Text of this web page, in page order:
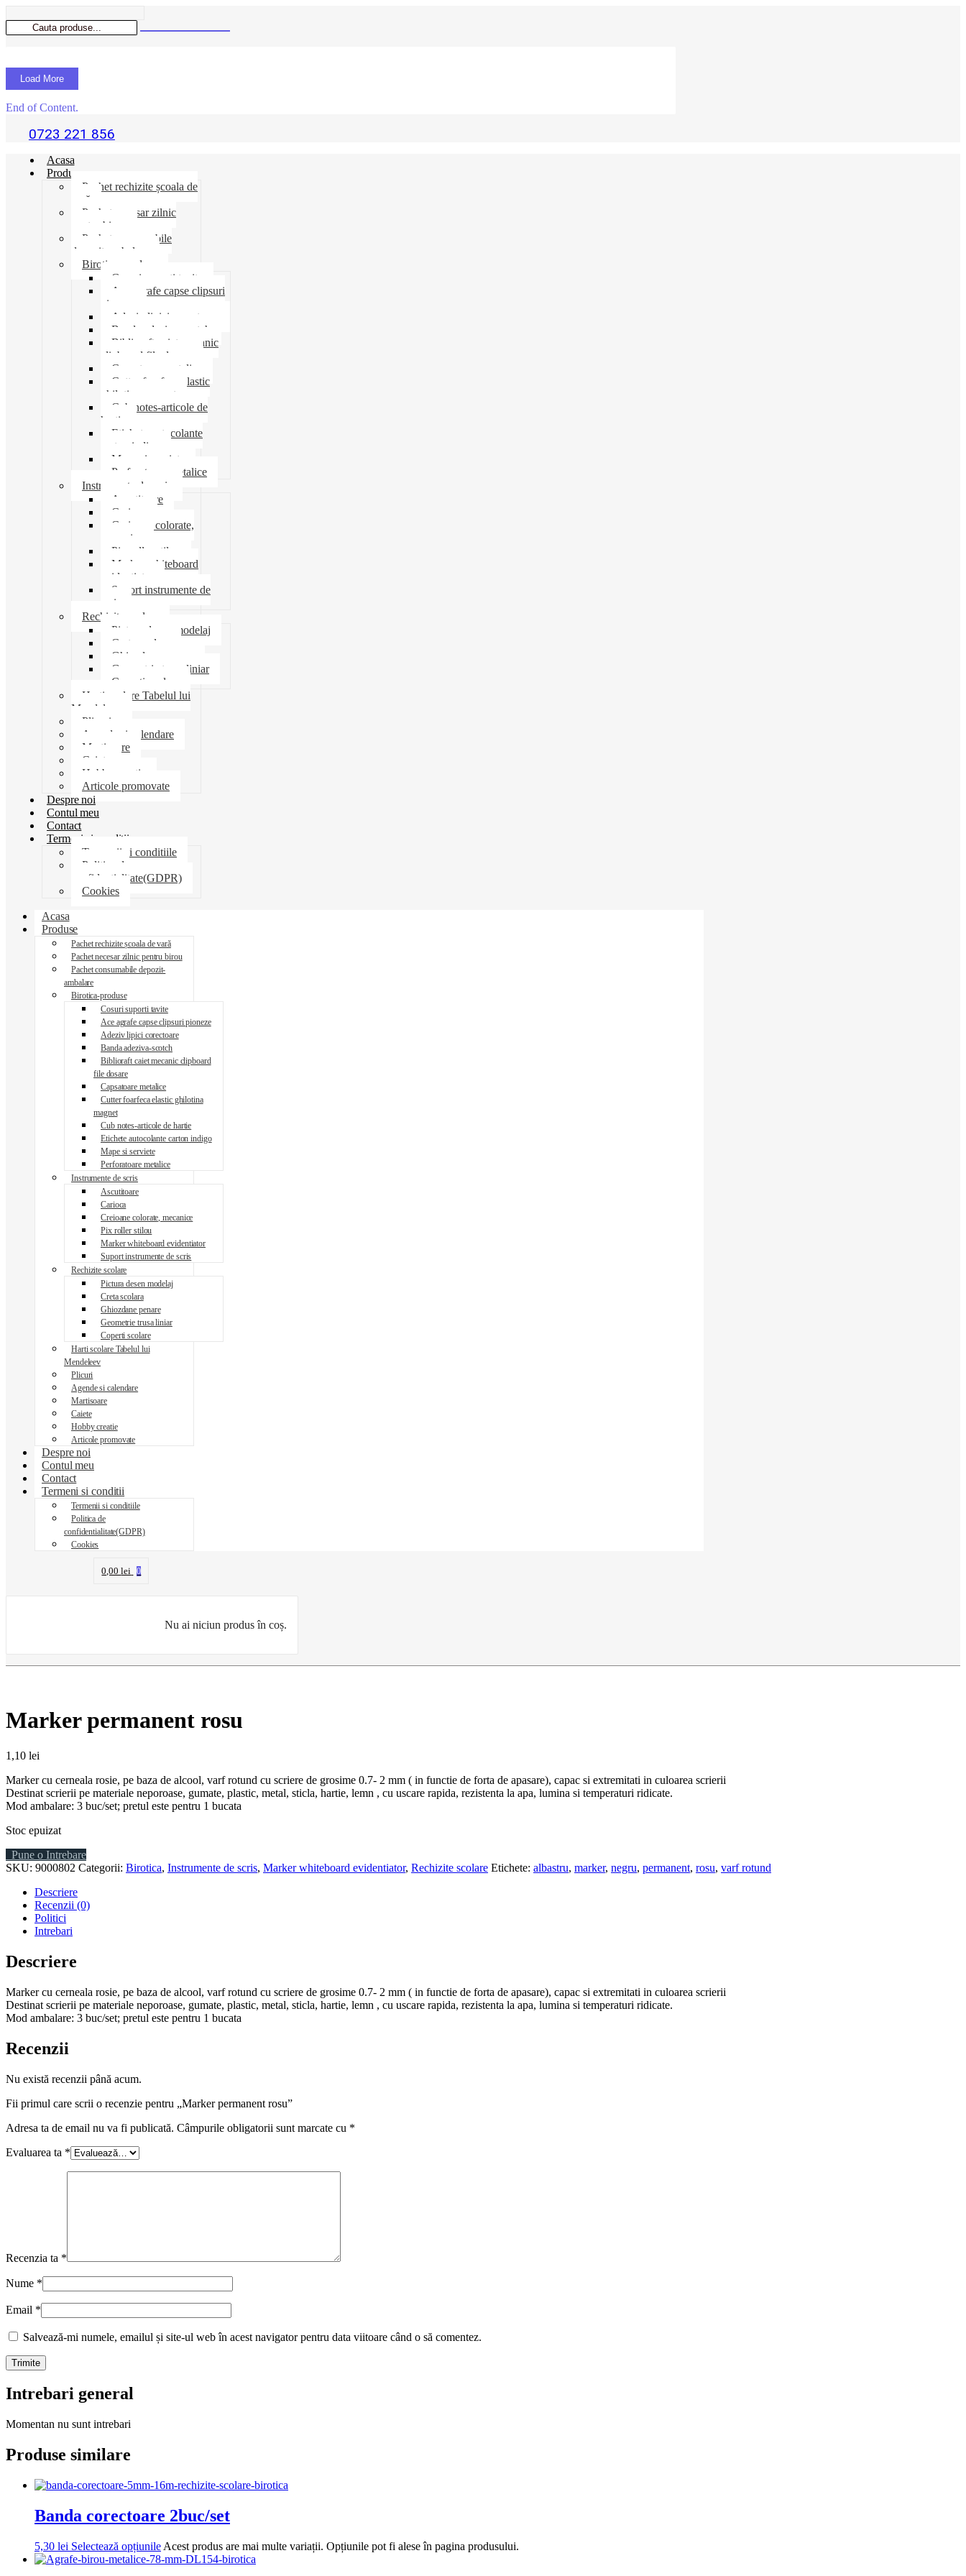
Load More
End of Content.
0723 221 856
Acasa
Produse
Pachet rechizite școala de
vară
Pachet necesar zilnic
pentru birou
Pachet consumabile
depozit-ambalare
Birotica-produse
Cosuri suporti tavite
Ace agrafe capse clipsuri
pioneze
Adeziv lipici corectoare
Banda adeziva-scotch
Biblioraft caiet mecanic
clipboard file dosare
Capsatoare metalice
Cutter foarfeca elastic
ghilotina magnet
Cub notes-articole de
hartie
Etichete autocolante
carton indigo
Mape si serviete
Perforatoare metalice
Instrumente de scris
Ascutitoare
Carioca
Creioane colorate,
mecanice
Pix roller stilou
Marker whiteboard
evidentiator
Suport instrumente de
scris
Rechizite scolare
Pictura desen modelaj
Creta scolara
Ghiozdane penare
Geometrie trusa liniar
Coperti scolare
Harti scolare Tabelul lui
Mendeleev
Plicuri
Agende si calendare
Martisoare
Caiete
Hobby creatie
Articole promovate
Despre noi
Contul meu
Contact
Termeni si conditii
Termenii si conditiile
Politica de
confidentialitate(GDPR)
Cookies
Acasa
Produse
Pachet rechizite școala de vară
Pachet necesar zilnic pentru birou
Pachet consumabile depozit-
ambalare
Birotica-produse
Cosuri suporti tavite
Ace agrafe capse clipsuri pioneze
Adeziv lipici corectoare
Banda adeziva-scotch
Biblioraft caiet mecanic clipboard
file dosare
Capsatoare metalice
Cutter foarfeca elastic ghilotina
magnet
Cub notes-articole de hartie
Etichete autocolante carton indigo
Mape si serviete
Perforatoare metalice
Instrumente de scris
Ascutitoare
Carioca
Creioane colorate, mecanice
Pix roller stilou
Marker whiteboard evidentiator
Suport instrumente de scris
Rechizite scolare
Pictura desen modelaj
Creta scolara
Ghiozdane penare
Geometrie trusa liniar
Coperti scolare
Harti scolare Tabelul lui
Mendeleev
Plicuri
Agende si calendare
Martisoare
Caiete
Hobby creatie
Articole promovate
Despre noi
Contul meu
Contact
Termeni si conditii
Termenii si conditiile
Politica de
confidentialitate(GDPR)
Cookies
0,00lei 0
Nu ai niciun produs în coș.
Marker permanent rosu
1,10 lei
Marker cu cerneala rosie, pe baza de alcool, varf rotund cu scriere de grosime 0.7- 2 mm ( in functie de forta de apasare), capac si extremitati in culoarea scrierii
Destinat scrierii pe materiale neporoase, gumate, plastic, metal, sticla, hartie, lemn , cu uscare rapida, rezistenta la apa, lumina si temperaturi ridicate.
Mod ambalare: 3 buc/set; pretul este pentru 1 bucata
Stoc epuizat
Pune o Intrebare
SKU: 9000802 Categorii: Birotica, Instrumente de scris, Marker whiteboard evidentiator, Rechizite scolare Etichete: albastru, marker, negru, permanent, rosu, varf rotund
Descriere
Recenzii (0)
Politici
Intrebari
Descriere
Marker cu cerneala rosie, pe baza de alcool, varf rotund cu scriere de grosime 0.7- 2 mm ( in functie de forta de apasare), capac si extremitati in culoarea scrierii
Destinat scrierii pe materiale neporoase, gumate, plastic, metal, sticla, hartie, lemn , cu uscare rapida, rezistenta la apa, lumina si temperaturi ridicate.
Mod ambalare: 3 buc/set; pretul este pentru 1 bucata
Recenzii
Nu există recenzii până acum.
Fii primul care scrii o recenzie pentru „Marker permanent rosu”
Adresa ta de email nu va fi publicată. Câmpurile obligatorii sunt marcate cu *
Evaluarea ta *
Recenzia ta *
Nume *
Email *
Salvează-mi numele, emailul și site-ul web în acest navigator pentru data viitoare când o să comentez.
Intrebari general
Momentan nu sunt intrebari
Produse similare
Banda corectoare 2buc/set
5,30 lei Selectează opțiunile Acest produs are mai multe variații. Opțiunile pot fi alese în pagina produsului.